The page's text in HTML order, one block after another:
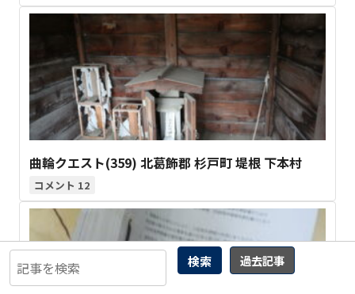
検索 過去記事
曲輪クエスト(359) 北葛飾郡 杉戸町 堤根 下本村
12